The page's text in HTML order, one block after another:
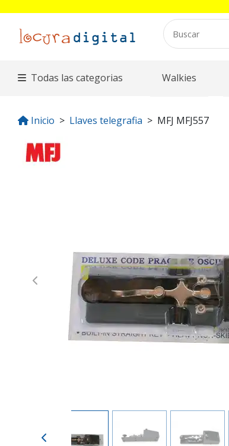
Todas las categorias Walkies
Inicio Llaves telegrafia MFJ MFJ557
Previous